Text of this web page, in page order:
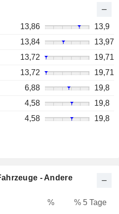
13,86
13,9
13,84
13,97
13,72
19,71
13,72
19,71
6,88
19,8
4,58
19,8
4,58 19,8
- Andere
% % 5 Tage